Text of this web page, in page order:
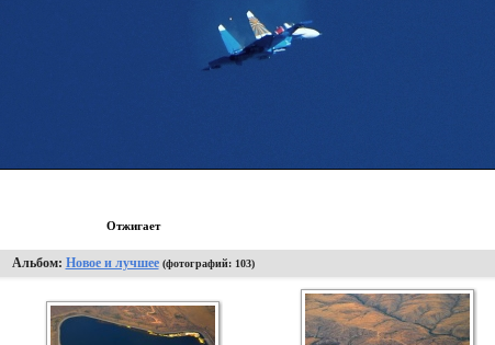
Отжигает
Альбом: Новое и лучшее (фотографий: 103)